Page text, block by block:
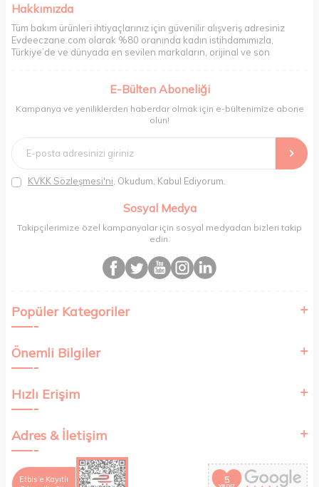
Hakkımızda
Tüm bakım ürünleri ihtiyaçlarınız için güvenilir alışveriş adresiniz
Evdeeczane.com olarak %80 oranında kadın istihdamımızla,
Türkiye’de ve dünyada en sevilen markaların, orijinal ve son
paketliyoruz. Herhangi bir durumdan dolayı olumsuz olarak geri
müşteri temsilcilerimiz aracılığı ile gerekli tüm desteği sağlıyoruz.
2017 yılından bugüne, yüzlerce marka ve binlerce ürün seçeneğini
distribütörlerinden faturalı olarak tedarik ediyor ve müşterilerimize
aynı şekilde faturalı ve orijinal ambalajlarda gönderim sağlıyoruz.
Paketleme sürecinde geri dönüştürülebilir malzemeler kullanarak
atık oranımızı en aza indiriyor ve daha yaşanabilir bir dünya
E-Bülten Aboneliği
Kampanya ve yeniliklerden haberdar olmak için e-bültenimize abone
olun!
KVKK Sözleşmesi'ni , Okudum, Kabul Ediyorum.
Sosyal Medya
Takipçilerimize özel kampanyalar için sosyal medyadan bizleri takip
edin.
Popüler Kategoriler
Önemli Bilgiler
Hızlı Erişim
Adres & İletişim
Etbis’e Kayıtlı